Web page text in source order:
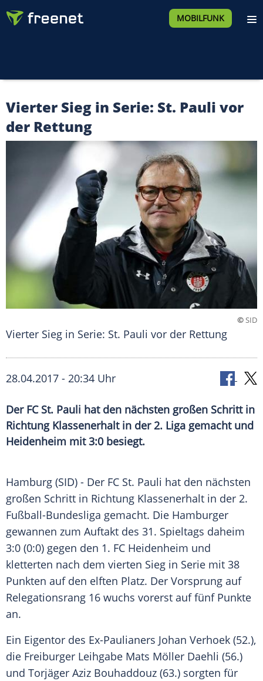
MOBILFUNK
Vierter Sieg in Serie: St. Pauli vor
der Rettung
©SID
Vierter Sieg in Serie: St. Pauli vor der Rettung
28.04.2017 - 20:34 Uhr
Der FC St. Pauli hat den nächsten großen Schritt in
Richtung Klassenerhalt in der 2. Liga gemacht und
Heidenheim mit 3:0 besiegt.
Hamburg (SID) - Der FC St. Pauli hat den nächsten
großen Schritt in Richtung Klassenerhalt in der 2.
Fußball-Bundesliga gemacht. Die Hamburger
gewannen zum Auftakt des 31. Spieltags daheim
3:0 (0:0) gegen den 1. FC Heidenheim und
kletterten nach dem vierten Sieg in Serie mit 38
Punkten auf den elften Platz. Der Vorsprung auf
Relegationsrang 16 wuchs vorerst auf fünf Punkte
an.
Ein Eigentor des Ex-Paulianers Johan Verhoek (52.),
die Freiburger Leihgabe Mats Möller Daehli (56.)
und Torjäger Aziz Bouhaddouz (63.) sorgten für